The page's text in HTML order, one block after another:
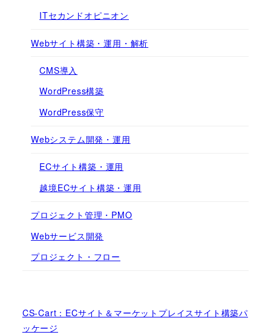
ITセカンドオピニオン
Webサイト構築・運用・解析
CMS導入
WordPress構築
WordPress保守
Webシステム開発・運用
ECサイト構築・運用
越境ECサイト構築・運用
プロジェクト管理・PMO
Webサービス開発
プロジェクト・フロー
CS-Cart：ECサイト＆マーケットプレイスサイト構築パ
ッケージ